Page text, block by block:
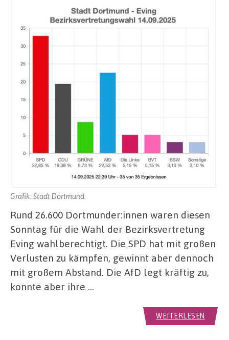
Grafik: Stadt Dortmund
Rund 26.600 Dortmunder:innen waren diesen
Sonntag für die Wahl der Bezirksvertretung
Eving wahlberechtigt. Die SPD hat mit großen
Verlusten zu kämpfen, gewinnt aber dennoch
mit großem Abstand. Die AfD legt kräftig zu,
konnte aber ihre …
WEITERLESEN